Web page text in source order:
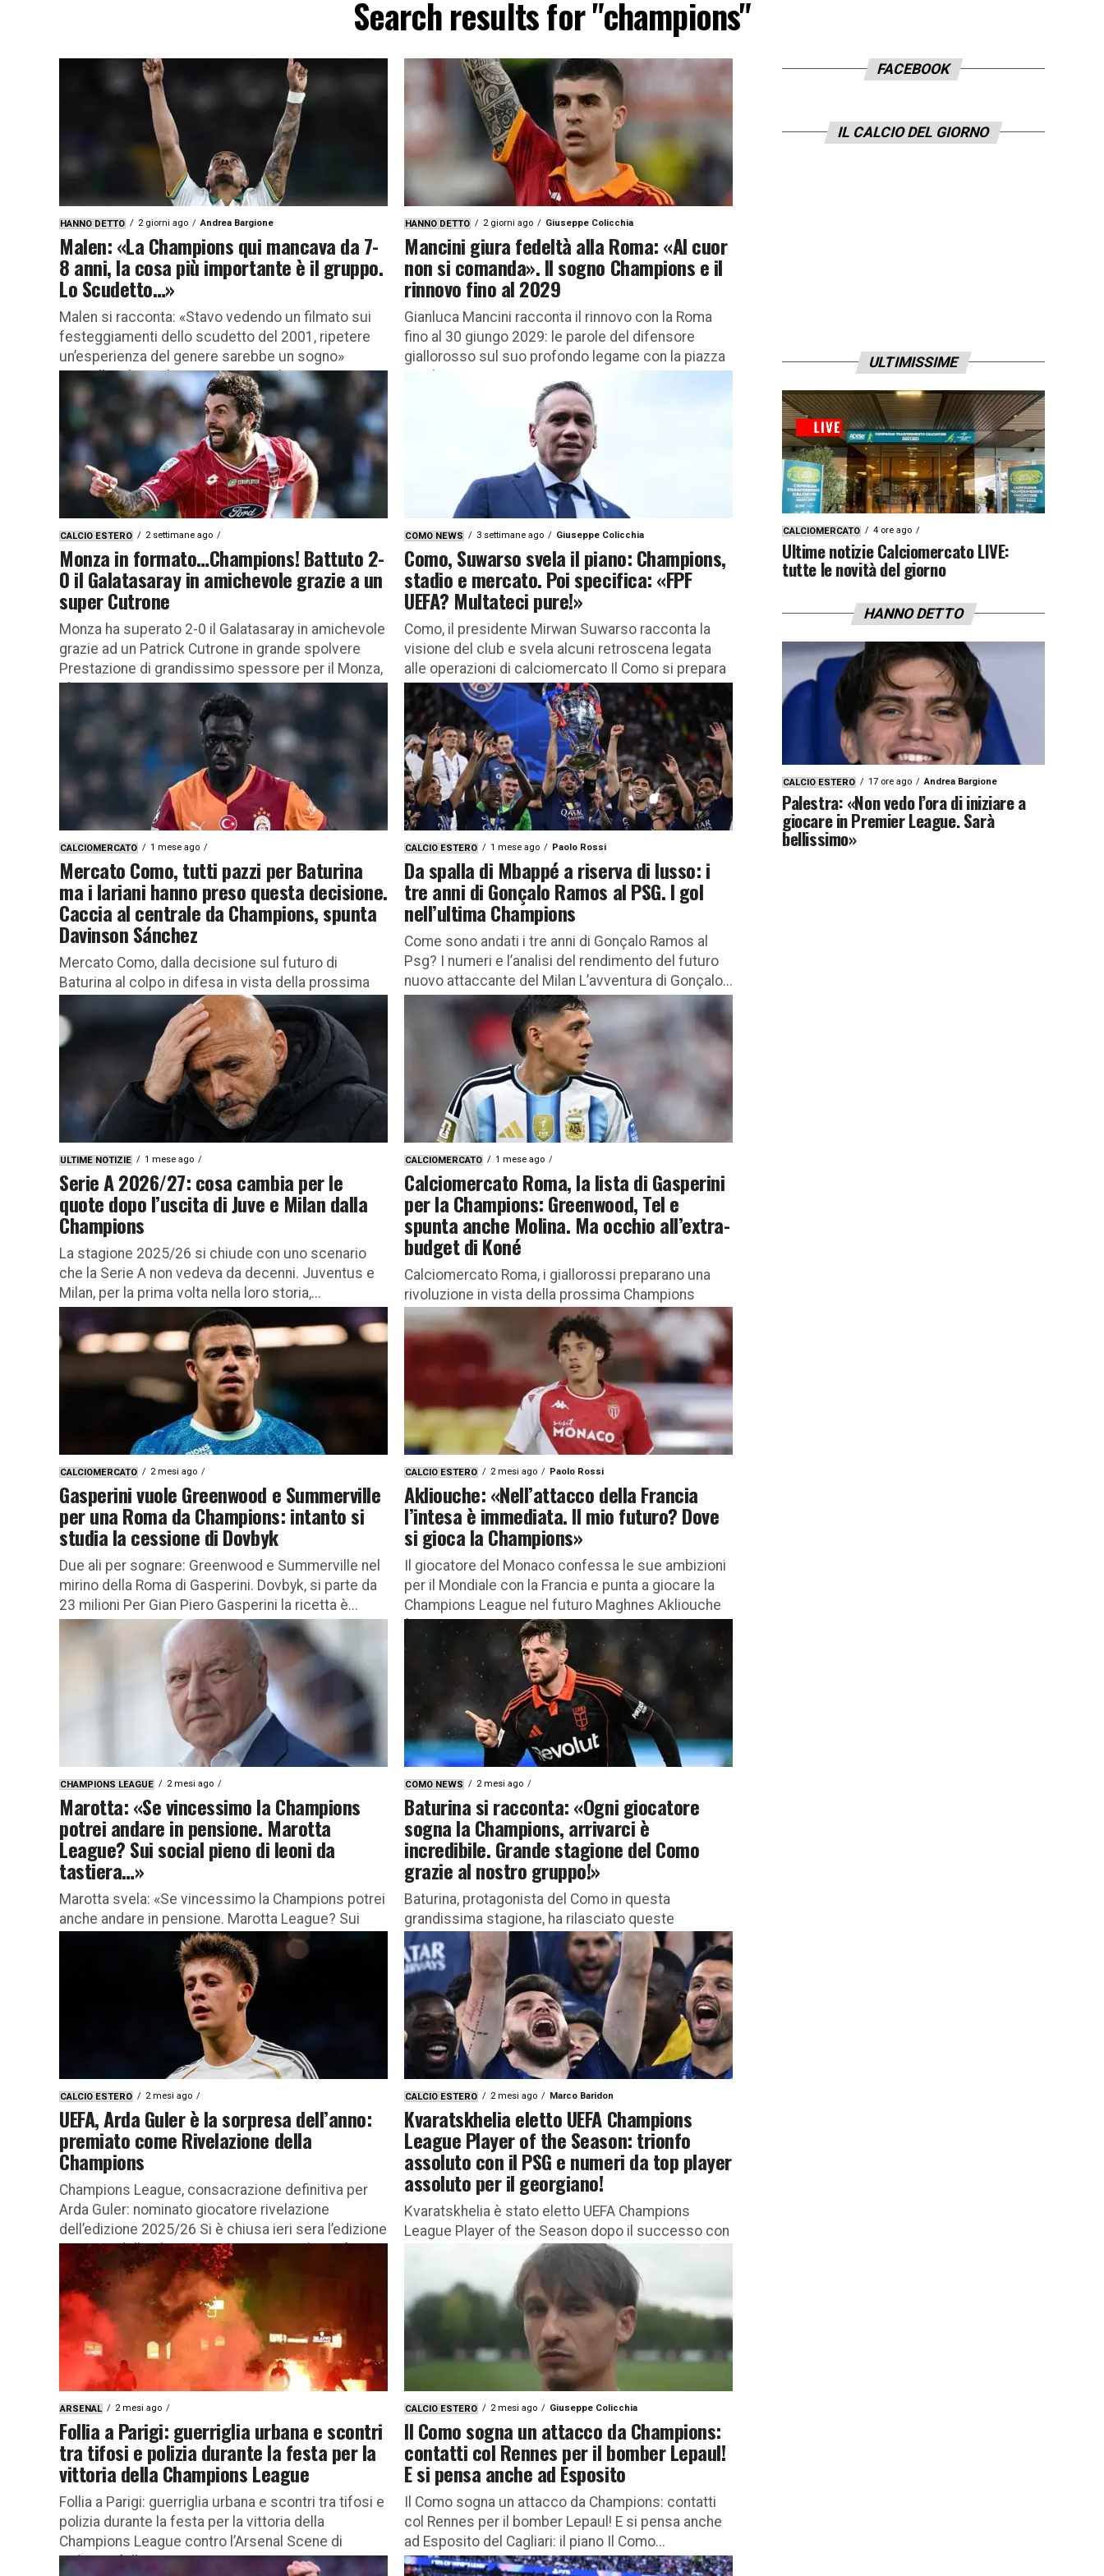
Search results for "champions"
HANNO DETTO 2 giorni ago Andrea Bargione
Malen: «La Champions qui mancava da 7-
8 anni, la cosa più importante è il gruppo.
Lo Scudetto…»
Malen si racconta: «Stavo vedendo un filmato sui
festeggiamenti dello scudetto del 2001, ripetere
un’esperienza del genere sarebbe un sogno»
Donyell Malen si è raccontato in un’intervista
HANNO DETTO 2 giorni ago Giuseppe Colicchia
Mancini giura fedeltà alla Roma: «Al cuor
non si comanda». Il sogno Champions e il
rinnovo fino al 2029
Gianluca Mancini racconta il rinnovo con la Roma
fino al 30 giungo 2029: le parole del difensore
giallorosso sul suo profondo legame con la piazza
Gianluca...
CALCIO ESTERO 2 settimane ago
Monza in formato…Champions! Battuto 2-
0 il Galatasaray in amichevole grazie a un
super Cutrone
Monza ha superato 2-0 il Galatasaray in amichevole
grazie ad un Patrick Cutrone in grande spolvere
Prestazione di grandissimo spessore per il Monza,
che supera con...
COMO NEWS 3 settimane ago Giuseppe Colicchia
Como, Suwarso svela il piano: Champions,
stadio e mercato. Poi specifica: «FPF
UEFA? Multateci pure!»
Como, il presidente Mirwan Suwarso racconta la
visione del club e svela alcuni retroscena legata
alle operazioni di calciomercato Il Como si prepara
a vivere una...
CALCIOMERCATO 1 mese ago
Mercato Como, tutti pazzi per Baturina
ma i lariani hanno preso questa decisione.
Caccia al centrale da Champions, spunta
Davinson Sánchez
Mercato Como, dalla decisione sul futuro di
Baturina al colpo in difesa in vista della prossima
Champions League. Focus sui movimenti dei lariani
Calciomercato Como news:...
CALCIO ESTERO 1 mese ago Paolo Rossi
Da spalla di Mbappé a riserva di lusso: i
tre anni di Gonçalo Ramos al PSG. I gol
nell’ultima Champions
Come sono andati i tre anni di Gonçalo Ramos al
Psg? I numeri e l’analisi del rendimento del futuro
nuovo attaccante del Milan L’avventura di Gonçalo...
ULTIME NOTIZIE 1 mese ago
Serie A 2026/27: cosa cambia per le
quote dopo l’uscita di Juve e Milan dalla
Champions
La stagione 2025/26 si chiude con uno scenario
che la Serie A non vedeva da decenni. Juventus e
Milan, per la prima volta nella loro storia,...
CALCIOMERCATO 1 mese ago
Calciomercato Roma, la lista di Gasperini
per la Champions: Greenwood, Tel e
spunta anche Molina. Ma occhio all’extra-
budget di Koné
Calciomercato Roma, i giallorossi preparano una
rivoluzione in vista della prossima Champions
League. Ecco i nomi nella lista di Gasperini Roma
news calcio: come riferisce La...
CALCIOMERCATO 2 mesi ago
Gasperini vuole Greenwood e Summerville
per una Roma da Champions: intanto si
studia la cessione di Dovbyk
Due ali per sognare: Greenwood e Summerville nel
mirino della Roma di Gasperini. Dovbyk, si parte da
23 milioni Per Gian Piero Gasperini la ricetta è...
CALCIO ESTERO 2 mesi ago Paolo Rossi
Akliouche: «Nell’attacco della Francia
l’intesa è immediata. Il mio futuro? Dove
si gioca la Champions»
Il giocatore del Monaco confessa le sue ambizioni
per il Mondiale con la Francia e punta a giocare la
Champions League nel futuro Maghnes Akliouche
è...
CHAMPIONS LEAGUE 2 mesi ago
Marotta: «Se vincessimo la Champions
potrei andare in pensione. Marotta
League? Sui social pieno di leoni da
tastiera…»
Marotta svela: «Se vincessimo la Champions potrei
anche andare in pensione. Marotta League? Sui
social pieno di leoni da tastiera…» Beppe Marotta
ha concesso una lunga...
COMO NEWS 2 mesi ago
Baturina si racconta: «Ogni giocatore
sogna la Champions, arrivarci è
incredibile. Grande stagione del Como
grazie al nostro gruppo!»
Baturina, protagonista del Como in questa
grandissima stagione, ha rilasciato queste
dichiarazioni tra Mondiale e Champions League Tra
le grandi rivelazioni dell’ultima stagione calcistica
spicca indubbiamente...
CALCIO ESTERO 2 mesi ago
UEFA, Arda Guler è la sorpresa dell’anno:
premiato come Rivelazione della
Champions
Champions League, consacrazione definitiva per
Arda Guler: nominato giocatore rivelazione
dell’edizione 2025/26 Si è chiusa ieri sera l’edizione
2025/26 della Champions League con il trionfo
del...
CALCIO ESTERO 2 mesi ago Marco Baridon
Kvaratskhelia eletto UEFA Champions
League Player of the Season: trionfo
assoluto con il PSG e numeri da top player
assoluto per il georgiano!
Kvaratskhelia è stato eletto UEFA Champions
League Player of the Season dopo il successo con
il Psg: come è andata la sua annata Il talento
ARSENAL 2 mesi ago
Follia a Parigi: guerriglia urbana e scontri
tra tifosi e polizia durante la festa per la
vittoria della Champions League
Follia a Parigi: guerriglia urbana e scontri tra tifosi e
polizia durante la festa per la vittoria della
Champions League contro l’Arsenal Scene di
ordinaria follia...
CALCIO ESTERO 2 mesi ago Giuseppe Colicchia
Il Como sogna un attacco da Champions:
contatti col Rennes per il bomber Lepaul!
E si pensa anche ad Esposito
Il Como sogna un attacco da Champions: contatti
col Rennes per il bomber Lepaul! E si pensa anche
ad Esposito del Cagliari: il piano Il Como...
FACEBOOK
IL CALCIO DEL GIORNO
ULTIMISSIME
CALCIOMERCATO 4 ore ago
Ultime notizie Calciomercato LIVE:
tutte le novità del giorno
HANNO DETTO
CALCIO ESTERO 17 ore ago Andrea Bargione
Palestra: «Non vedo l’ora di iniziare a
giocare in Premier League. Sarà
bellissimo»